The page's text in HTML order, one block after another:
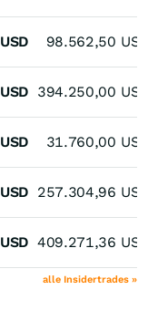
USD 98.562,50
USD 394.250,00
USD 31.760,00
USD 257.304,96
USD 409.271,36
alle Insidertrades »